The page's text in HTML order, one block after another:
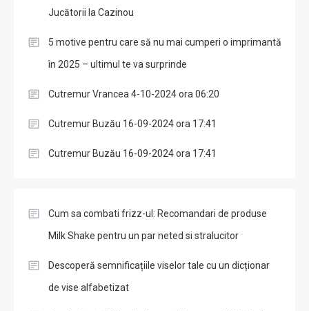
Jucătorii la Cazinou
5 motive pentru care să nu mai cumperi o imprimantă
în 2025 – ultimul te va surprinde
Cutremur Vrancea 4-10-2024 ora 06:20
Cutremur Buzău 16-09-2024 ora 17:41
Cutremur Buzău 16-09-2024 ora 17:41
Cum sa combati frizz-ul: Recomandari de produse
Milk Shake pentru un par neted si stralucitor
Descoperă semnificațiile viselor tale cu un dicționar
de vise alfabetizat